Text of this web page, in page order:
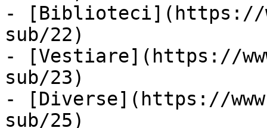
- [Biblioteci](https://
sub/22)
- [Vestiare](https://
sub/23)
- [Diverse](https://
sub/25)